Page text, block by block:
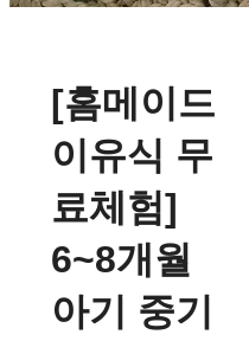
[홈메이드
이유식 무
료체험]
6~8개월
아기 중기